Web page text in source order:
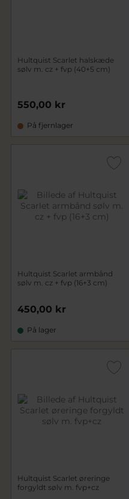
Hultquist Scarlet halskæde
sølv m. cz + fvp (40+5 cm)
550,00 kr
På fjernlager
Hultquist Scarlet armbånd
sølv m. cz + fvp (16+3 cm)
450,00 kr
På lager
Hultquist Scarlet øreringe
forgyldt sølv m. fvp+cz